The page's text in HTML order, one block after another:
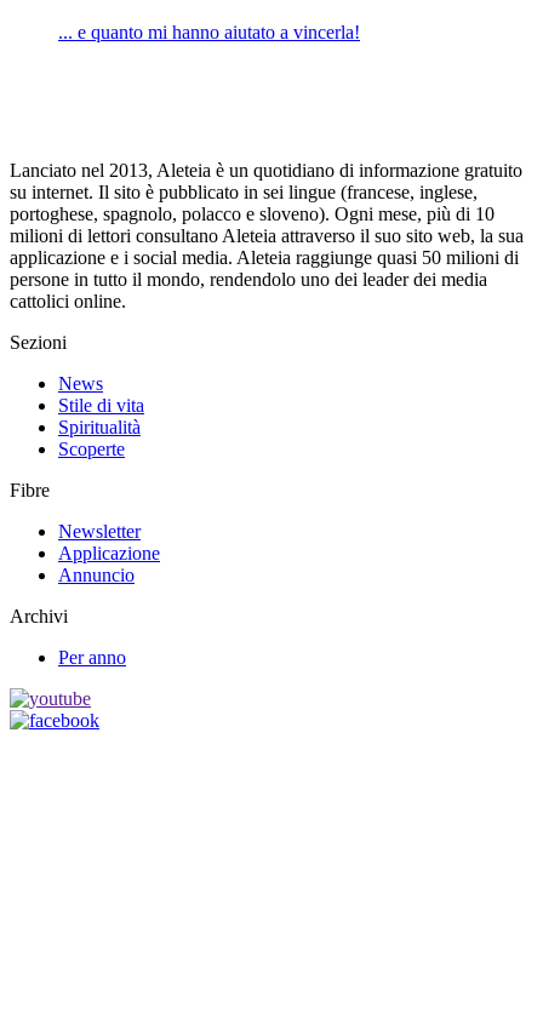
... e quanto mi hanno aiutato a vincerla!
Lanciato nel 2013, Aleteia è un quotidiano di informazione gratuito
su internet. Il sito è pubblicato in sei lingue (francese, inglese,
portoghese, spagnolo, polacco e sloveno). Ogni mese, più di 10
milioni di lettori consultano Aleteia attraverso il suo sito web, la sua
applicazione e i social media. Aleteia raggiunge quasi 50 milioni di
persone in tutto il mondo, rendendolo uno dei leader dei media
cattolici online.
Sezioni
News
Stile di vita
Spiritualità
Scoperte
Fibre
Newsletter
Applicazione
Annuncio
Archivi
Per anno